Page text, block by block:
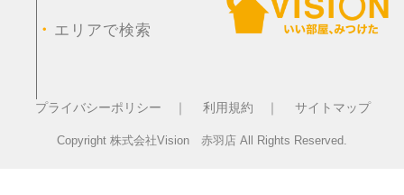
・ エリアで検索
プライバシーポリシー ｜ 利用規約 ｜ サイトマップ
Copyright 株式会社Vision 赤羽店 All Rights Reserved.